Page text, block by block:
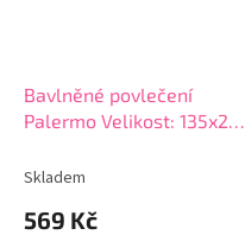
Bavlněné povlečení
Palermo Velikost: 135x200
Skladem
569 Kč